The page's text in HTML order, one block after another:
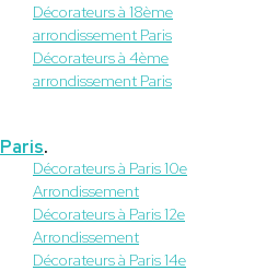
Décorateurs à 18ème
arrondissement Paris
Décorateurs à 4ème
arrondissement Paris
Paris.
Décorateurs à Paris 10e
Arrondissement
Décorateurs à Paris 12e
Arrondissement
Décorateurs à Paris 14e